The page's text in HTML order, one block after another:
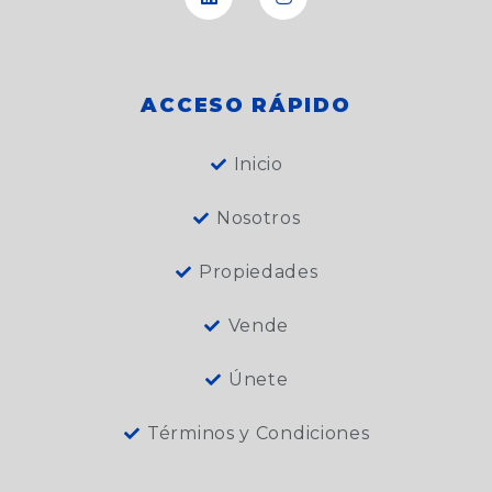
ACCESO RÁPIDO
Inicio
Nosotros
Propiedades
Vende
Únete
Términos y Condiciones